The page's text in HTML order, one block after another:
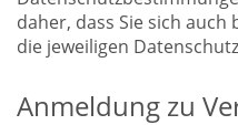
daher, dass Sie sich
die jeweiligen
Anmeldung zu